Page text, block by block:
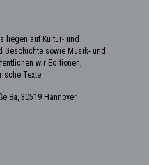
liegen auf Kultur- und
Geschichte sowie Musik- und
wir Editionen,
Texte.
8a, 30519 Hannover